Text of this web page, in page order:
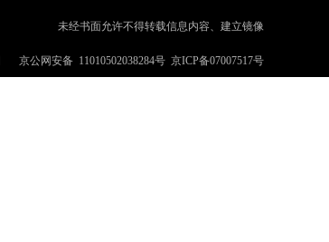
未经书面允许不得转载信息内容、建立镜像
京公网安备 11010502038284号 京ICP备07007517号